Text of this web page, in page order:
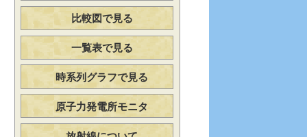
比較図で見る
一覧表で見る
時系列グラフで見る
原子力発電所モニタ